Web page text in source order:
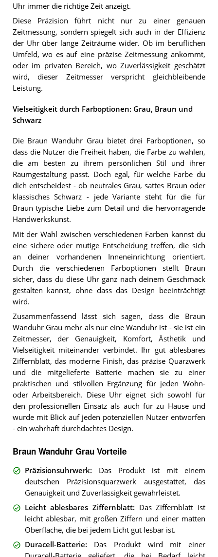
Uhr immer die richtige Zeit anzeigt.
Diese Präzision führt nicht nur zu einer genauen
Zeitmessung, sondern spiegelt sich auch in der Effizienz
der Uhr über lange Zeiträume wider. Ob im beruflichen
Umfeld, wo es auf eine präzise Zeitmessung ankommt,
oder im privaten Bereich, wo Zuverlässigkeit geschätzt
wird, dieser Zeitmesser verspricht gleichbleibende
Leistung.
Vielseitigkeit durch Farboptionen: Grau, Braun und
Schwarz
Die Braun Wanduhr Grau bietet drei Farboptionen, so
dass die Nutzer die Freiheit haben, die Farbe zu wählen,
die am besten zu ihrem persönlichen Stil und ihrer
Raumgestaltung passt. Doch egal, für welche Farbe du
dich entscheidest - ob neutrales Grau, sattes Braun oder
klassisches Schwarz - jede Variante steht für die für
Braun typische Liebe zum Detail und die hervorragende
Handwerkskunst.
Mit der Wahl zwischen verschiedenen Farben kannst du
eine sichere oder mutige Entscheidung treffen, die sich
an deiner vorhandenen Inneneinrichtung orientiert.
Durch die verschiedenen Farboptionen stellt Braun
sicher, dass du diese Uhr ganz nach deinem Geschmack
gestalten kannst, ohne dass das Design beeinträchtigt
wird.
Zusammenfassend lässt sich sagen, dass die Braun
Wanduhr Grau mehr als nur eine Wanduhr ist - sie ist ein
Zeitmesser, der Genauigkeit, Komfort, Ästhetik und
Vielseitigkeit miteinander verbindet. Ihr gut ablesbares
Ziffernblatt, das moderne Finish, das präzise Quarzwerk
und die mitgelieferte Batterie machen sie zu einer
praktischen und stilvollen Ergänzung für jeden Wohn-
oder Arbeitsbereich. Diese Uhr eignet sich sowohl für
den professionellen Einsatz als auch für zu Hause und
wurde mit Blick auf jeden potenziellen Nutzer entworfen
- ein wahrhaft durchdachtes Design.
Braun Wanduhr Grau Vorteile
Präzisionsuhrwerk: Das Produkt ist mit einem
deutschen Präzisionsquarzwerk ausgestattet, das
Genauigkeit und Zuverlässigkeit gewährleistet.
Leicht ablesbares Ziffernblatt: Das Ziffernblatt ist
leicht ablesbar, mit großen Ziffern und einer matten
Oberfläche, die bei jedem Licht gut lesbar ist.
Duracell-Batterie: Das Produkt wird mit einer